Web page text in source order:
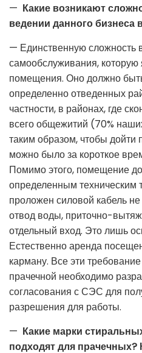
— Какие возникают
ведении данного бизнеса
— Единственную сложность
самообслуживания, которую
помещения. Оно должно
определенно отведенных
частности, в районах, где
всего общежитий (70%
таким образом, чтобы дойти
можно было за короткое
Помимо этого, помещение
определенным
проложен силовой кабель
отвод воды, приточно-
отдельный вход. Это лишь
Естественно аренда
карману. Все эти
прачечной необходимо
согласования с СЭС для
разрешения для работы.
— Какие марки
подходят для прачечных?